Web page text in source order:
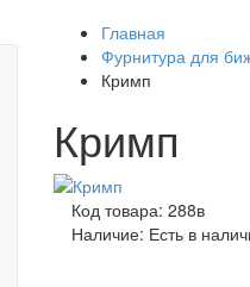
Главная
Фурнитура для
Кримп
Кримп
Код товара: 288в
Наличие: Есть в